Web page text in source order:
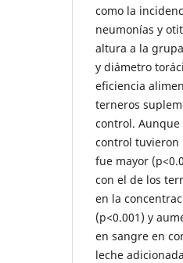
como la
neumonías y
altura a la
y diámetro
eficiencia
terneros
control.
control tuvieron
fue mayor
con el de los
en la
(p<0.001) y
en sangre en
leche